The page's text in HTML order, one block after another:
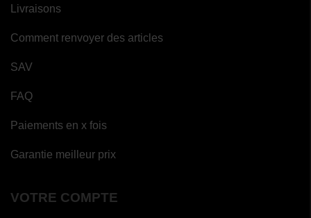
Livraisons
Comment renvoyer des articles
SAV
FAQ
Paiements en x fois
Garantie meilleur prix
VOTRE COMPTE